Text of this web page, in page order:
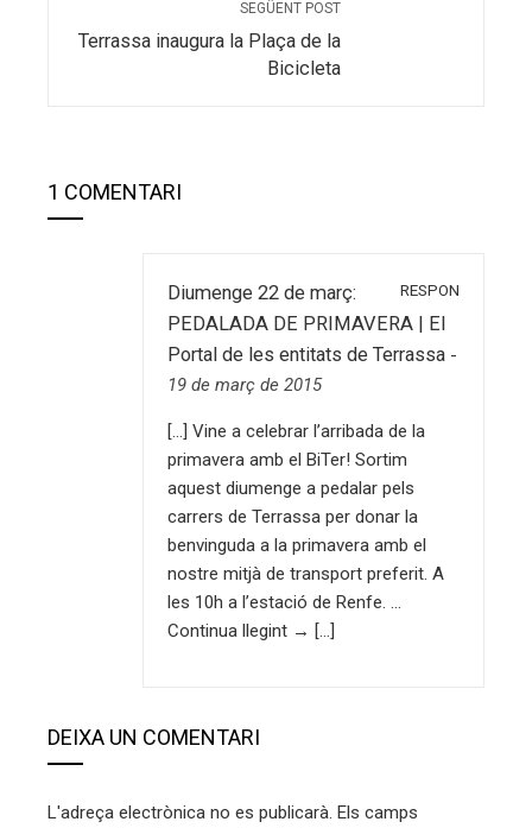
SEGÜENT POST
Terrassa inaugura la Plaça de la
Bicicleta
1 COMENTARI
Diumenge 22 de març:
PEDALADA DE PRIMAVERA | El
Portal de les entitats de Terrassa -
19 de març de 2015
RESPON
[…] Vine a celebrar l’arribada de la
primavera amb el BiTer! Sortim
aquest diumenge a pedalar pels
carrers de Terrassa per donar la
benvinguda a la primavera amb el
nostre mitjà de transport preferit. A
les 10h a l’estació de Renfe. …
Continua llegint → […]
DEIXA UN COMENTARI
L'adreça electrònica no es publicarà. Els camps